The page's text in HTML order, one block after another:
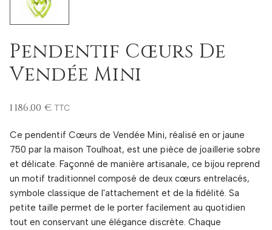
Pendentif Cœurs De
Vendée Mini
1 186,00 € TTC
Ce pendentif Cœurs de Vendée Mini, réalisé en or jaune
750 par la maison Toulhoat, est une pièce de joaillerie sobre
et délicate. Façonné de manière artisanale, ce bijou reprend
un motif traditionnel composé de deux cœurs entrelacés,
symbole classique de l'attachement et de la fidélité. Sa
petite taille permet de le porter facilement au quotidien
tout en conservant une élégance discrète. Chaque